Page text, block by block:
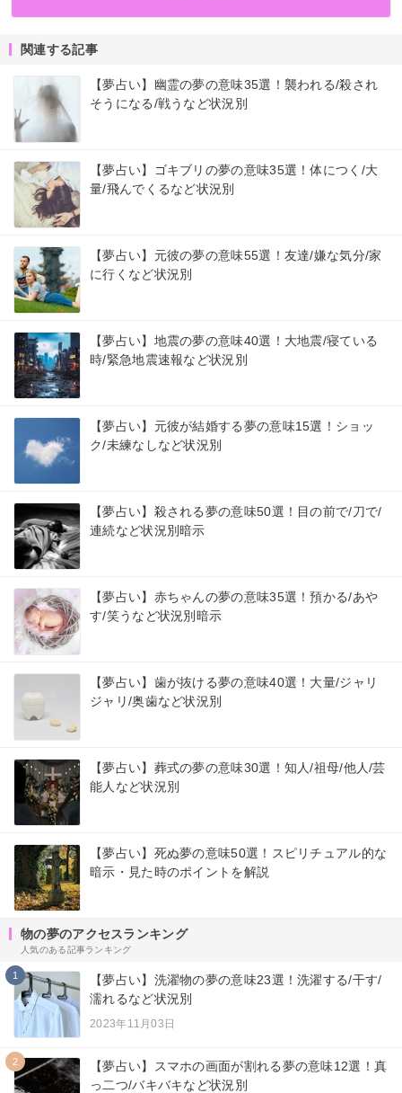
関連する記事
【夢占い】幽霊の夢の意味35選！襲われる/殺され
そうになる/戦うなど状況別
【夢占い】ゴキブリの夢の意味35選！体につく/大
量/飛んでくるなど状況別
【夢占い】元彼の夢の意味55選！友達/嫌な気分/家
に行くなど状況別
【夢占い】地震の夢の意味40選！大地震/寝ている
時/緊急地震速報など状況別
【夢占い】元彼が結婚する夢の意味15選！ショッ
ク/未練なしなど状況別
【夢占い】殺される夢の意味50選！目の前で/刀で/
連続など状況別暗示
【夢占い】赤ちゃんの夢の意味35選！預かる/あや
す/笑うなど状況別暗示
【夢占い】歯が抜ける夢の意味40選！大量/ジャリ
ジャリ/奥歯など状況別
【夢占い】葬式の夢の意味30選！知人/祖母/他人/芸
能人など状況別
【夢占い】死ぬ夢の意味50選！スピリチュアル的な
暗示・見た時のポイントを解説
物の夢のアクセスランキング
人気のある記事ランキング
1
【夢占い】洗濯物の夢の意味23選！洗濯する/干す/
濡れるなど状況別
2023年11月03日
2
【夢占い】スマホの画面が割れる夢の意味12選！真
っ二つ/バキバキなど状況別